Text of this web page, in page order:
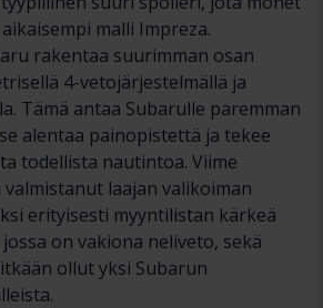
malli Impreza.
rakentaa suurimman osan
4-vetojärjestelmällä ja
Tämä antaa Subarulle paremman
alentaa painopistettä ja tekee
todellista nautintoa. Viime
laajan valikoiman
erityisesti myyntilistan kärkeä
on vakiona neliveto, sekä
ollut yksi Subarun